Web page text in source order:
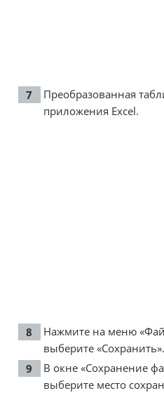
Преобразованная
приложения Excel.
Нажмите на меню
выберите «Сохранить».
В окне «Сохранение
выберите место